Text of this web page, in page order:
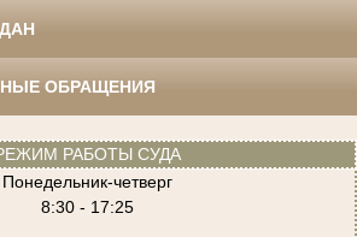
ОБРАЩЕНИЯ
РАБОТЫ СУДА
Понедельник-четверг
8:30 - 17:25